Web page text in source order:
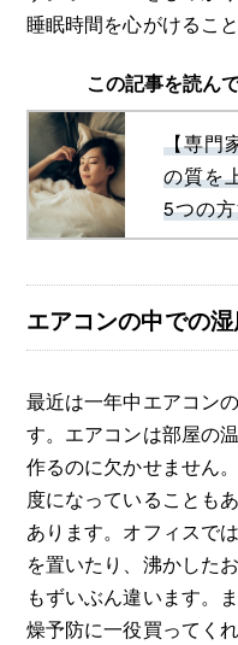
睡眠時間を心がけるこ
この記事を読ん
【専門
の質を
5つの
エアコンの中での
最近は一年中エアコン
す。エアコンは部屋の
作るのに欠かせません
度になっていることも
あります。オフィスで
を置いたり、沸かした
もずいぶん違います。
燥予防に一役買ってく